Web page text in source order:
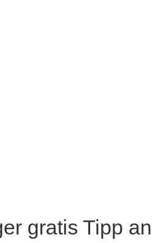
gratis Tipp